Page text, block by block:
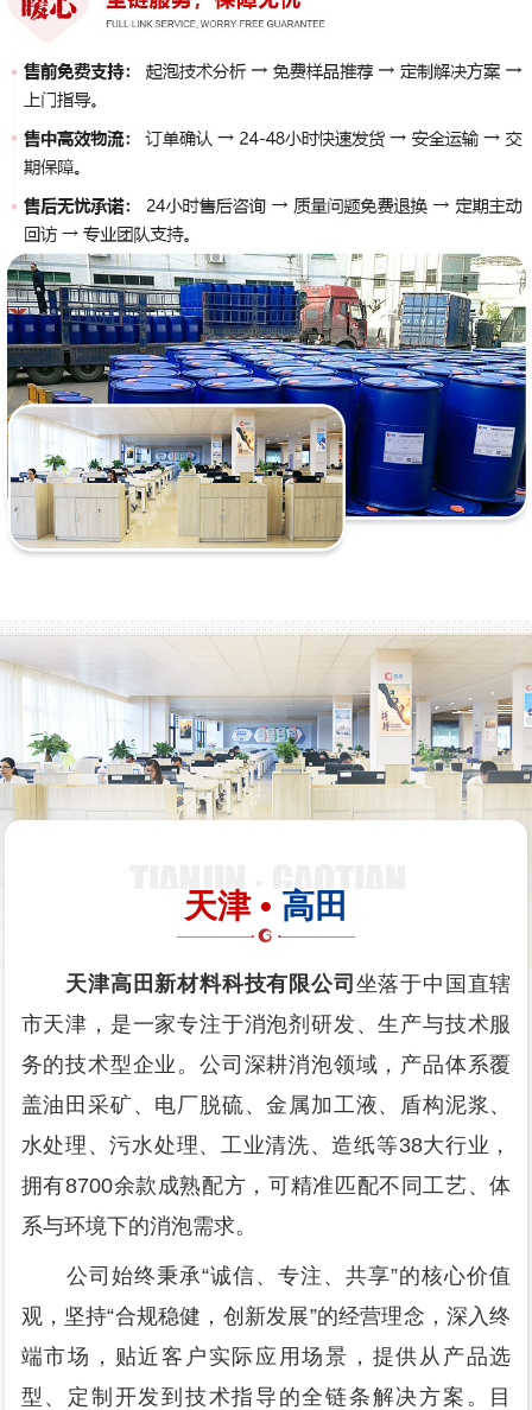
天津 • 高田
天津高田新材料科技有限公司 坐落于中国直辖
市天津，是一家专注于消泡剂研发、生产与技术服
务的技术型企业。公司深耕消泡领域，产品体系覆
盖油田采矿、电厂脱硫、金属加工液、盾构泥浆、
水处理、污水处理、工业清洗、造纸等38大行业，
拥有8700余款成熟配方，可精准匹配不同工艺、体
系与环境下的消泡需求。
公司始终秉承“诚信、专注、共享”的核心价值
观，坚持“合规稳健，创新发展”的经营理念，深入终
端市场，贴近客户实际应用场景，提供从产品选
型、定制开发到技术指导的全链条解决方案。目